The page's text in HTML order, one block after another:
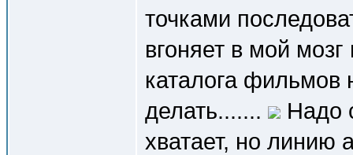
точками
вгоняет в мой
каталога
делать.......
Надо
хватает, но линию